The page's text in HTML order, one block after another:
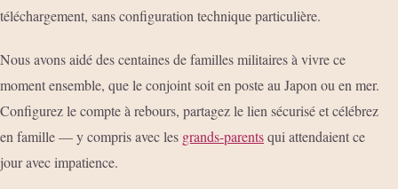
téléchargement, sans configuration technique particulière.
Nous avons aidé des centaines de familles militaires à vivre ce
moment ensemble, que le conjoint soit en poste au Japon ou en mer.
Configurez le compte à rebours, partagez le lien sécurisé et célébrez
en famille — y compris avec les grands-parentsqui attendaient ce
jour avec impatience.